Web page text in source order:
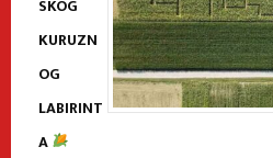
SKOG
KURUZN
OG
LABIRINT
A